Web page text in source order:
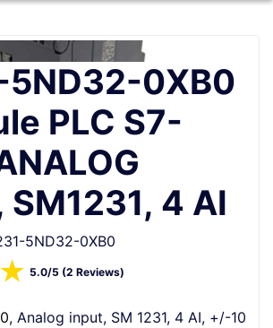
5ND32-0XB0
PLC S7-
SM1231, 4 AI
5ND32-0XB0
☆ 5.0/5 (2 Reviews)
, Analog input, SM 1231, 4 AI, +/-10